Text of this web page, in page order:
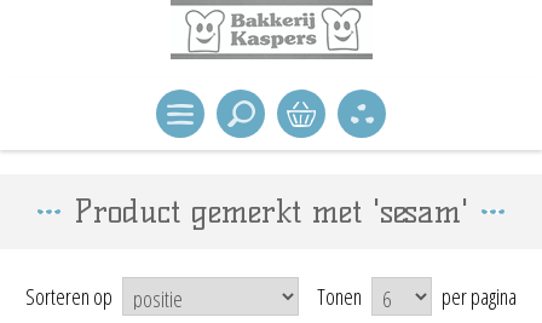
Product gemerkt met 'sesam'
Sorteren op Tonen per pagina